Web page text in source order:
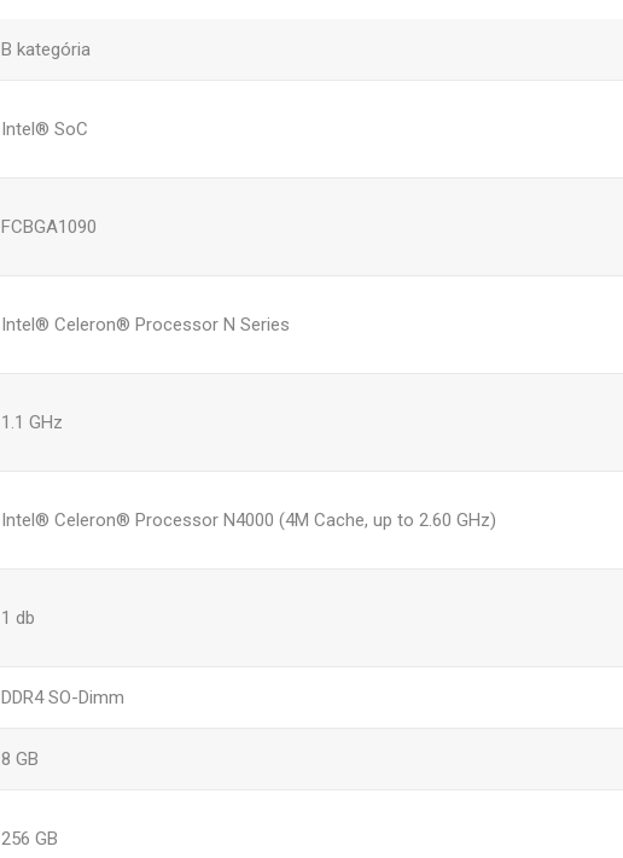
B kategória
Intel® SoC
FCBGA1090
Intel® Celeron® Processor N Series
1.1 GHz
Intel® Celeron® Processor N4000 (4M Cache, up to 2.60 GHz)
1 db
DDR4 SO-Dimm
8 GB
256 GB